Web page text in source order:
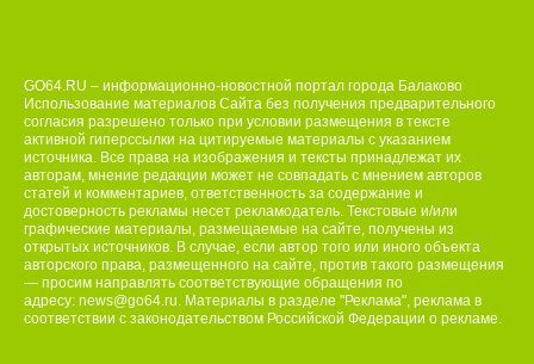
GO64.RU – информационно-новостной портал города Балаково
Использование материалов Сайта без получения предварительного
согласия разрешено только при условии размещения в тексте
активной гиперссылки на цитируемые материалы с указанием
источника. Все права на изображения и тексты принадлежат их
авторам, мнение редакции может не совпадать с мнением авторов
статей и комментариев, ответственность за содержание и
достоверность рекламы несет рекламодатель. Текстовые и/или
графические материалы, размещаемые на сайте, получены из
открытых источников. В случае, если автор того или иного объекта
авторского права, размещенного на сайте, против такого размещения
— просим направлять соответствующие обращения по
адресу: news@go64.ru. Материалы в разделе "Реклама", реклама в
соответствии с законодательством Российской Федерации о рекламе.